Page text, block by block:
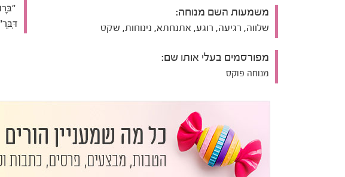
משמעות השם מנוחה:
שלווה, רגיעה, רוגע, אתנחתא, נינוחות, שקט
מפורסמים בעלי אותו שם:
מנוחה פוקס